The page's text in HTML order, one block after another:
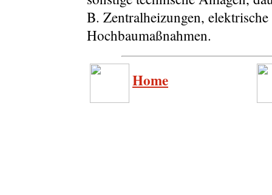
B. Zentralheizungen,
Hochbaumaßnahmen.
Home